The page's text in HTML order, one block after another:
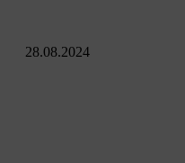
28.08.2024